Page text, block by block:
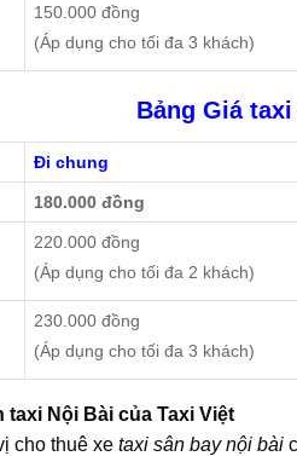
150.000 đồng
(Áp dụng cho tối đa 3 khách)
Bảng Giá
Đi chung
180.000 đồng
220.000 đồng
(Áp dụng cho tối đa 2 khách)
230.000 đồng
(Áp dụng cho tối đa 3 khách)
taxi Nội Bài của Taxi Việt
cho thuê xe taxi sân bay nội bài